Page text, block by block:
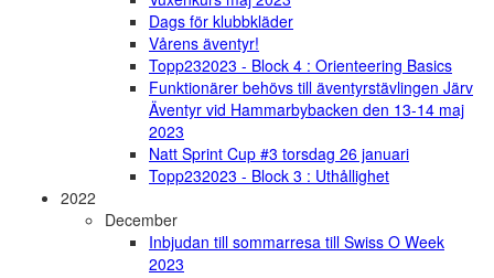
Dags för klubbkläder
Vårens äventyr!
Topp232023 - Block 4 : Orienteering Basics
Funktionärer behövs till äventyrstävlingen Järv
Äventyr vid Hammarbybacken den 13-14 maj
2023
Natt Sprint Cup #3 torsdag 26 januari
Topp232023 - Block 3 : Uthållighet
2022
December
Inbjudan till sommarresa till Swiss O Week
2023